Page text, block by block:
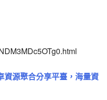
資源聚合分享平臺，海量資